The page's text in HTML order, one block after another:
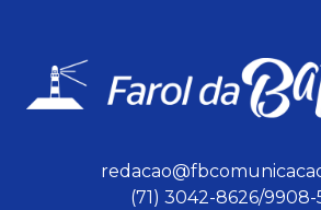
(71) 3042-8626/9908-